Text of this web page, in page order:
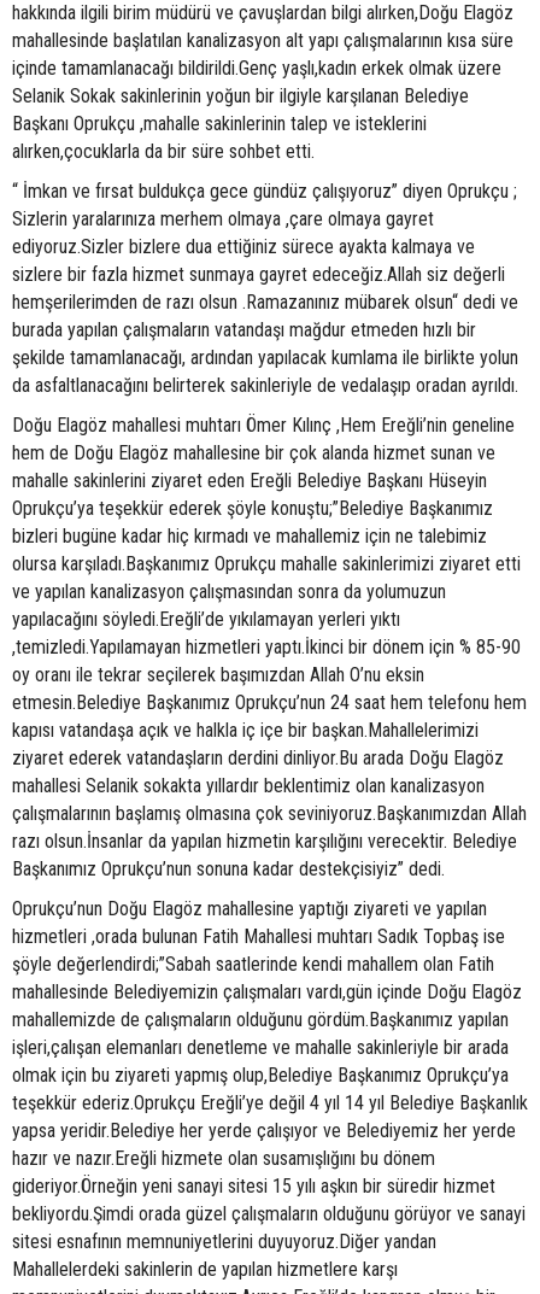
hakkında ilgili birim müdürü ve çavuşlardan bilgi alırken,Doğu Elagöz
mahallesinde başlatılan kanalizasyon alt yapı çalışmalarının kısa süre
içinde tamamlanacağı bildirildi.Genç yaşlı,kadın erkek olmak üzere
Selanik Sokak sakinlerinin yoğun bir ilgiyle karşılanan Belediye
Başkanı Oprukçu ,mahalle sakinlerinin talep ve isteklerini
alırken,çocuklarla da bir süre sohbet etti.
“ İmkan ve fırsat buldukça gece gündüz çalışıyoruz” diyen Oprukçu ;
Sizlerin yaralarınıza merhem olmaya ,çare olmaya gayret
ediyoruz.Sizler bizlere dua ettiğiniz sürece ayakta kalmaya ve
sizlere bir fazla hizmet sunmaya gayret edeceğiz.Allah siz değerli
hemşerilerimden de razı olsun .Ramazanınız mübarek olsun“ dedi ve
burada yapılan çalışmaların vatandaşı mağdur etmeden hızlı bir
şekilde tamamlanacağı, ardından yapılacak kumlama ile birlikte yolun
da asfaltlanacağını belirterek sakinleriyle de vedalaşıp oradan ayrıldı.
Doğu Elagöz mahallesi muhtarı Ömer Kılınç ,Hem Ereğli’nin geneline
hem de Doğu Elagöz mahallesine bir çok alanda hizmet sunan ve
mahalle sakinlerini ziyaret eden Ereğli Belediye Başkanı Hüseyin
Oprukçu’ya teşekkür ederek şöyle konuştu;”Belediye Başkanımız
bizleri bugüne kadar hiç kırmadı ve mahallemiz için ne talebimiz
olursa karşıladı.Başkanımız Oprukçu mahalle sakinlerimizi ziyaret etti
ve yapılan kanalizasyon çalışmasından sonra da yolumuzun
yapılacağını söyledi.Ereğli’de yıkılamayan yerleri yıktı
,temizledi.Yapılamayan hizmetleri yaptı.İkinci bir dönem için % 85-90
oy oranı ile tekrar seçilerek başımızdan Allah O’nu eksin
etmesin.Belediye Başkanımız Oprukçu’nun 24 saat hem telefonu hem
kapısı vatandaşa açık ve halkla iç içe bir başkan.Mahallelerimizi
ziyaret ederek vatandaşların derdini dinliyor.Bu arada Doğu Elagöz
mahallesi Selanik sokakta yıllardır beklentimiz olan kanalizasyon
çalışmalarının başlamış olmasına çok seviniyoruz.Başkanımızdan Allah
razı olsun.İnsanlar da yapılan hizmetin karşılığını verecektir. Belediye
Başkanımız Oprukçu’nun sonuna kadar destekçisiyiz” dedi.
Oprukçu’nun Doğu Elagöz mahallesine yaptığı ziyareti ve yapılan
hizmetleri ,orada bulunan Fatih Mahallesi muhtarı Sadık Topbaş ise
şöyle değerlendirdi;”Sabah saatlerinde kendi mahallem olan Fatih
mahallesinde Belediyemizin çalışmaları vardı,gün içinde Doğu Elagöz
mahallemizde de çalışmaların olduğunu gördüm.Başkanımız yapılan
işleri,çalışan elemanları denetleme ve mahalle sakinleriyle bir arada
olmak için bu ziyareti yapmış olup,Belediye Başkanımız Oprukçu’ya
teşekkür ederiz.Oprukçu Ereğli’ye değil 4 yıl 14 yıl Belediye Başkanlık
yapsa yeridir.Belediye her yerde çalışıyor ve Belediyemiz her yerde
hazır ve nazır.Ereğli hizmete olan susamışlığını bu dönem
gideriyor.Örneğin yeni sanayi sitesi 15 yılı aşkın bir süredir hizmet
bekliyordu.Şimdi orada güzel çalışmaların olduğunu görüyor ve sanayi
sitesi esnafının memnuniyetlerini duyuyoruz.Diğer yandan
Mahallelerdeki sakinlerin de yapılan hizmetlere karşı